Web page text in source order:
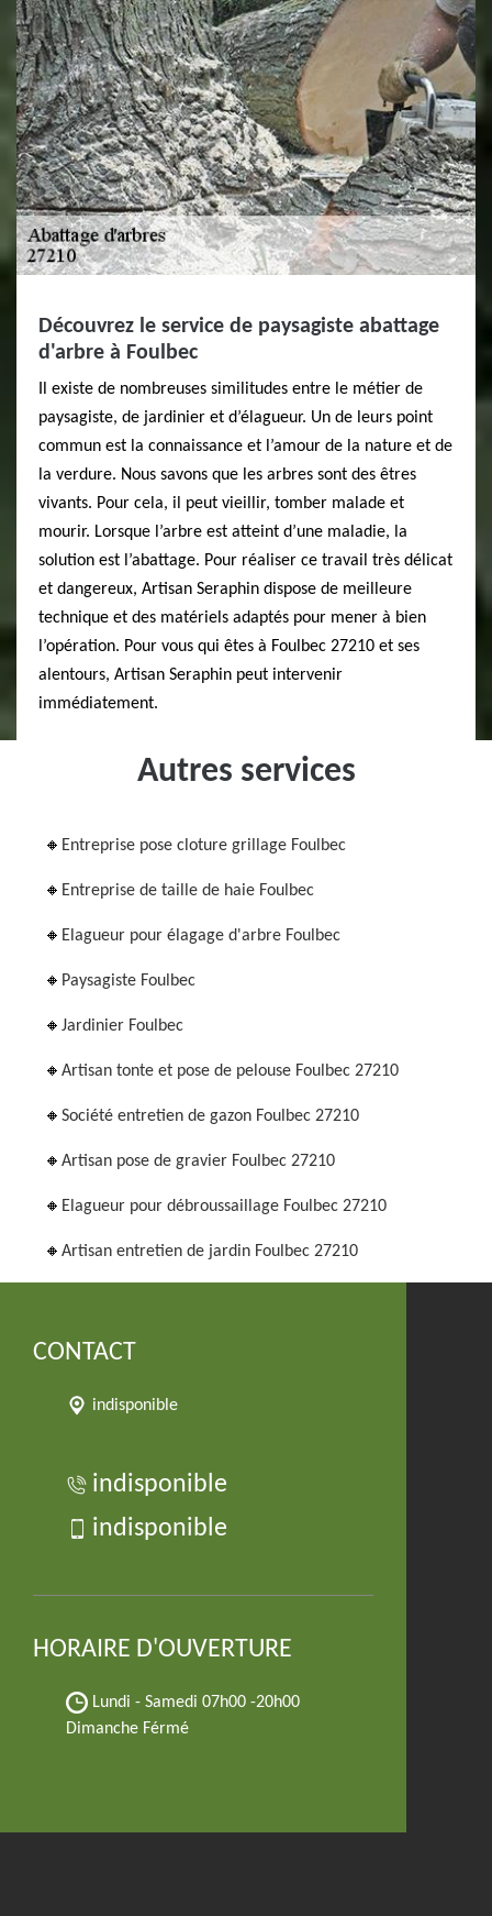
Découvrez le service de paysagiste abattage
d'arbre à Foulbec
Il existe de nombreuses similitudes entre le métier de
paysagiste, de jardinier et d’élagueur. Un de leurs point
commun est la connaissance et l’amour de la nature et de
la verdure. Nous savons que les arbres sont des êtres
vivants. Pour cela, il peut vieillir, tomber malade et
mourir. Lorsque l’arbre est atteint d’une maladie, la
solution est l’abattage. Pour réaliser ce travail très délicat
et dangereux, Artisan Seraphin dispose de meilleure
technique et des matériels adaptés pour mener à bien
l’opération. Pour vous qui êtes à Foulbec 27210 et ses
alentours, Artisan Seraphin peut intervenir
immédiatement.
Autres services
Entreprise pose cloture grillage Foulbec
Entreprise de taille de haie Foulbec
Elagueur pour élagage d'arbre Foulbec
Paysagiste Foulbec
Jardinier Foulbec
Artisan tonte et pose de pelouse Foulbec 27210
Société entretien de gazon Foulbec 27210
Artisan pose de gravier Foulbec 27210
Elagueur pour débroussaillage Foulbec 27210
Artisan entretien de jardin Foulbec 27210
CONTACT
indisponible
indisponible
indisponible
HORAIRE D'OUVERTURE
Lundi - Samedi 07h00 -20h00
Dimanche Férmé